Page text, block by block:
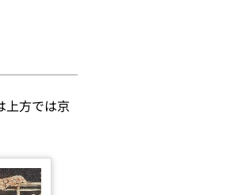
上方では京